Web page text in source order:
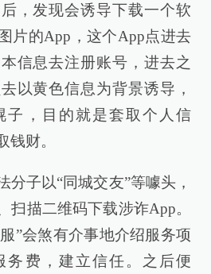
，发现会诱导下载一个软
片的App，这个App点进去
信息去注册账号，进去之
以黄色信息为背景诱导，
子，目的就是套取个人信
钱财。
分子以“同城交友”等噱头，
扫描二维码下载涉诈App。
”会煞有介事地介绍服务项
务费，建立信任。之后便